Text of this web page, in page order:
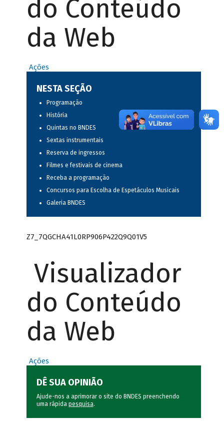
do Conteúdo
da Web
Ações
NESTA SEÇÃO
Programação
História
Quintas no BNDES
Sextas instrumentais
Reserva de ingressos
Filmes e festivais de cinema
Receba a programação
Concursos para Escolha de Espetáculos Musicais
Galeria BNDES
Z7_7QGCHA41L0RP906P422Q9Q01V5
Visualizador
do Conteúdo
da Web
Ações
DÊ SUA OPINIÃO
Ajude-nos a aprimorar o site do BNDES preenchendo
uma rápida pesquisa.